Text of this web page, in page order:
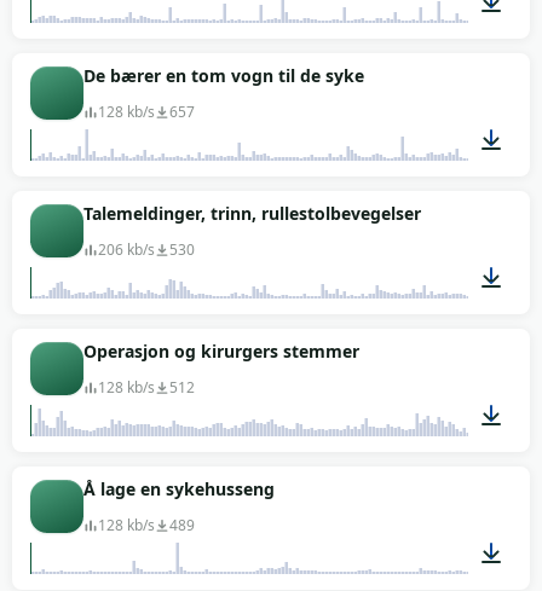
De bærer en tom vogn til de syke
128 kb/s 657
Talemeldinger, trinn, rullestolbevegelser
206 kb/s 530
Operasjon og kirurgers stemmer
128 kb/s 512
Å lage en sykehusseng
128 kb/s 489